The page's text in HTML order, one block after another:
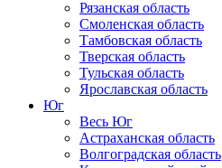
Рязанская область
Смоленская область
Тамбовская область
Тверская область
Тульская область
Ярославская область
Юг
Весь Юг
Астраханская область
Волгоградская область